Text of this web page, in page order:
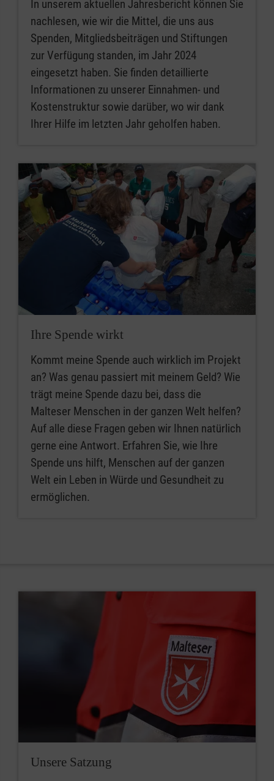
In unserem aktuellen Jahresbericht können Sie
nachlesen, wie wir die Mittel, die uns aus
Spenden, Mitgliedsbeiträgen und Stiftungen
zur Verfügung standen, im Jahr 2024
eingesetzt haben. Sie finden detaillierte
Informationen zu unserer Einnahmen- und
Kostenstruktur sowie darüber, wo wir dank
Ihrer Hilfe im letzten Jahr geholfen haben.
Ihre Spende wirkt
Kommt meine Spende auch wirklich im Projekt
an? Was genau passiert mit meinem Geld? Wie
trägt meine Spende dazu bei, dass die
Malteser Menschen in der ganzen Welt helfen?
Auf alle diese Fragen geben wir Ihnen natürlich
gerne eine Antwort. Erfahren Sie, wie Ihre
Spende uns hilft, Menschen auf der ganzen
Welt ein Leben in Würde und Gesundheit zu
ermöglichen.
Unsere Satzung